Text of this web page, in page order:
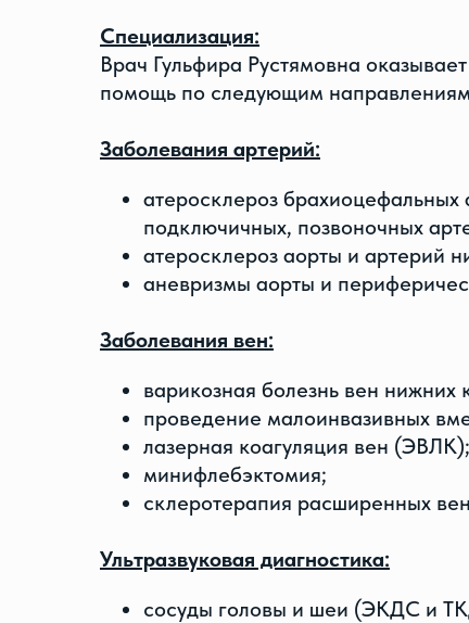
Специализация:
Врач Гульфира Рустямовна
помощь по следующим
Заболевания артерий:
атеросклероз
подключичных, позвоночных
атеросклероз аорты и артерий
аневризмы аорты и
Заболевания вен:
варикозная болезнь вен нижних
проведение малоинвазивных
лазерная коагуляция вен (ЭВЛК);
минифлебэктомия;
склеротерапия расширенных
Ультразвуковая диагностика:
сосуды головы и шеи (ЭКДС и